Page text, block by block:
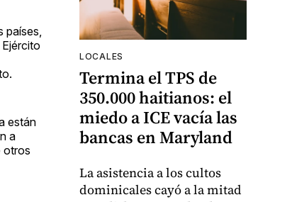
están
a
otros
LOCALES
Termina el TPS de
350.000 haitianos: el
miedo a ICE vacía las
bancas en Maryland
La asistencia a los cultos
dominicales cayó a la mitad